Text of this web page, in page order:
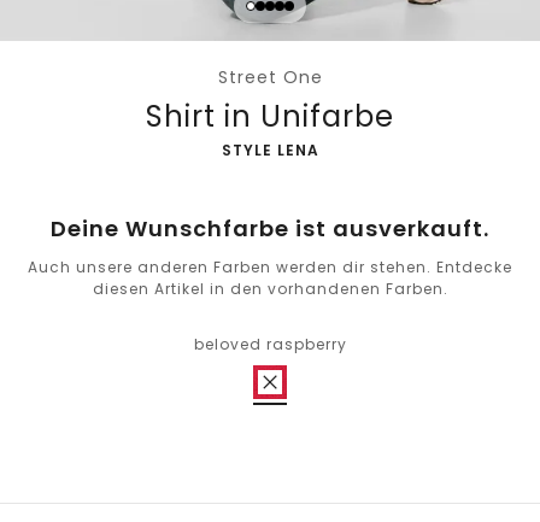
Street One
Shirt in Unifarbe
-
STYLE LENA
Deine Wunschfarbe ist ausverkauft.
Auch unsere anderen Farben werden dir stehen. Entdecke
diesen Artikel in den vorhandenen Farben.
beloved raspberry